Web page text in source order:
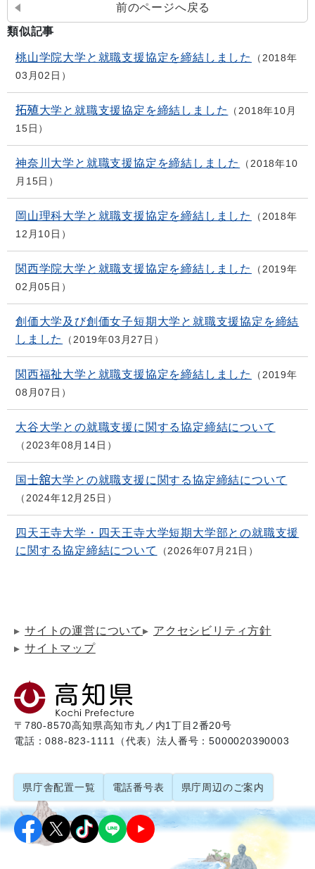
前のページへ戻る
類似記事
桃山学院大学と就職支援協定を締結しました
2018年
03月02日
拓殖大学と就職支援協定を締結しました
2018年10月
15日
神奈川大学と就職支援協定を締結しました
2018年10
月15日
岡山理科大学と就職支援協定を締結しました
2018年
12月10日
関西学院大学と就職支援協定を締結しました
2019年
02月05日
創価大学及び創価女子短期大学と就職支援協定を締結
しました
2019年03月27日
関西福祉大学と就職支援協定を締結しました
2019年
08月07日
大谷大学との就職支援に関する協定締結について
2023年08月14日
国士舘大学との就職支援に関する協定締結について
2024年12月25日
四天王寺大学・四天王寺大学短期大学部との就職支援
に関する協定締結について
2026年07月21日
サイトの運営について
アクセシビリティ方針
サイトマップ
〒780-8570高知県高知市丸ノ内1丁目2番20号
電話：088-823-1111（代表）法人番号：5000020390003
県庁舎配置一覧 電話番号表 県庁周辺のご案内